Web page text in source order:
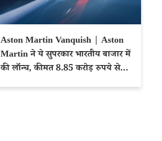
Aston Martin Vanquish | Aston
Martin ने ये सुपरकार भारतीय बाजार में
की लॉन्च, कीमत 8.85 करोड़ रुपये से